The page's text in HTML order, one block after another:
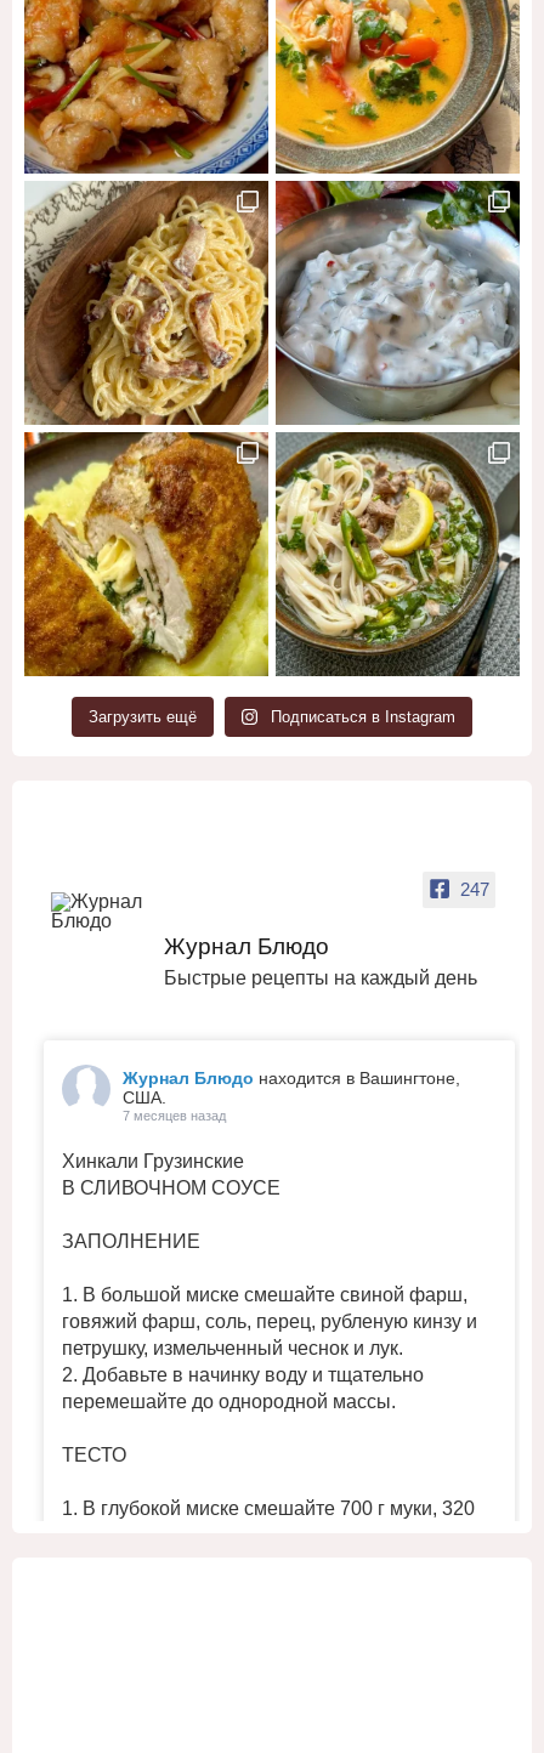
Загрузить ещё Подписаться в Instagram
247
Журнал Блюдо
Быстрые рецепты на каждый день
Журнал Блюдо находится в Вашингтоне,
США.
7 месяцев назад
Хинкали Грузинские
В СЛИВОЧНОМ СОУСЕ
ЗАПОЛНЕНИЕ
1. В большой миске смешайте свиной фарш,
говяжий фарш, соль, перец, рубленую кинзу и
петрушку, измельченный чеснок и лук.
2. Добавьте в начинку воду и тщательно
перемешайте до однородной массы.
ТЕСТО
1. В глубокой миске смешайте 700 г муки, 320